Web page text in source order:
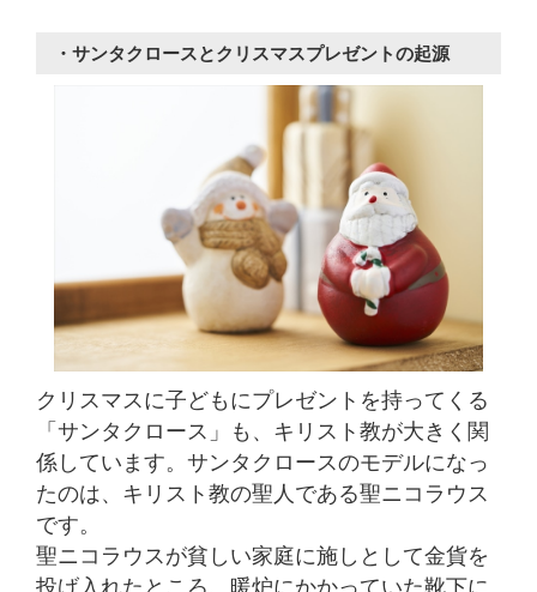
・サンタクロースとクリスマスプレゼントの起源
クリスマスに子どもにプレゼントを持ってくる
「サンタクロース」も、キリスト教が大きく関
係しています。サンタクロースのモデルになっ
たのは、キリスト教の聖人である聖ニコラウス
です。
聖ニコラウスが貧しい家庭に施しとして金貨を